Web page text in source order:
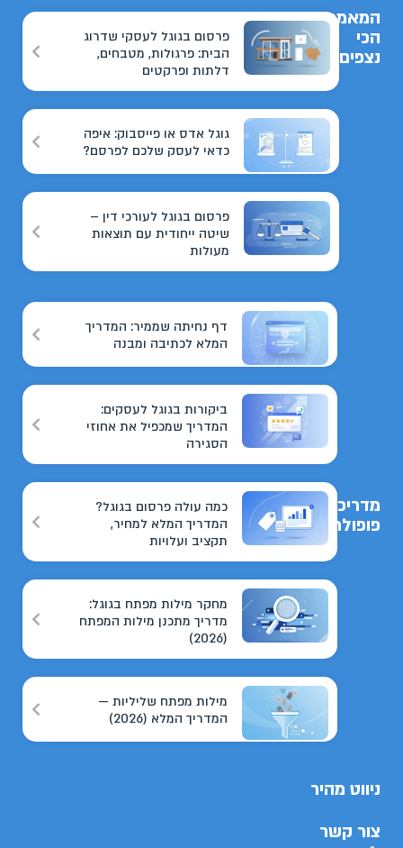
המאמרים
הכי
נצפים
פרסום בגוגל לעסקי שדרוג
הבית: פרגולות, מטבחים,
דלתות ופרקטים
גוגל אדס או פייסבוק: איפה
כדאי לעסק שלכם לפרסם?
פרסום בגוגל לעורכי דין –
שיטה ייחודית עם תוצאות
מעולות
מדריכים
פופולריים
דף נחיתה שממיר: המדריך
המלא לכתיבה ומבנה
ביקורות בגוגל לעסקים:
המדריך שמכפיל את אחוזי
הסגירה
כמה עולה פרסום בגוגל?
המדריך המלא למחיר,
תקציב ועלויות
מחקר מילות מפתח בגוגל:
מדריך מתכנן מילות המפתח
(2026)
מילות מפתח שליליות —
המדריך המלא (2026)
ניווט מהיר
צור קשר